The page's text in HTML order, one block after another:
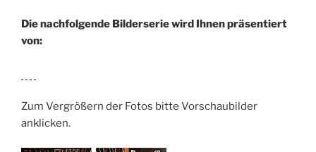
Die nachfolgende Bilderserie wird Ihnen präsentiert
von:
Zum Vergrößern der Fotos bitte Vorschaubilder
anklicken.